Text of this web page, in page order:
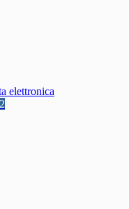
elettronica